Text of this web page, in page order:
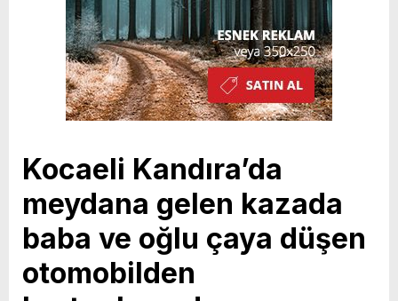
Kocaeli Kandıra’da
meydana gelen kazada
baba ve oğlu çaya düşen
otomobilden